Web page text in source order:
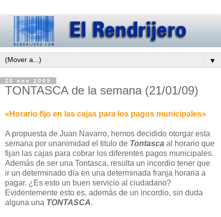
▼
20 ene 2009
TONTASCA de la semana (21/01/09)
«Horario fijo en las cajas para los pagos municipales»
A propuesta de Juan Navarro, hemos decidido otorgar esta
semana por unanimidad el titulo de Tontasca al horario que
fijan las cajas para cobrar los diferentes pagos municipales.
Además de ser una Tontasca, resulta un incordio tener que
ir un determinado día en una determinada franja horaria a
pagar. ¿Es esto un buen servicio al ciudadano?
Evidentemente esto es, además de un incordio, sin duda
alguna una TONTASCA.